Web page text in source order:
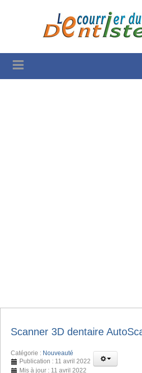
Scanner 3D dentaire
Catégorie : Nouveauté
Publication : 11 avril 2022
Mis à jour : 11 avril 2022